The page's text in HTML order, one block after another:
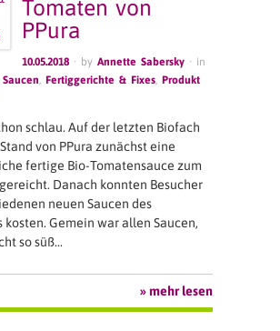
Tomaten von
PPura
10.05.2018 · byAnnette Sabersky · in
, Fertiggerichte & Fixes, Produkt
schlau. Auf der letzten Biofach
von PPura zunächst eine
fertige Bio-Tomatensauce zum
Danach konnten Besucher
neuen Saucen des
kosten. Gemein war allen Saucen,
so süß…
» mehr lesen